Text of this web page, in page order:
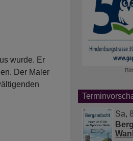
wurde. Er
Der Maler
Sa,